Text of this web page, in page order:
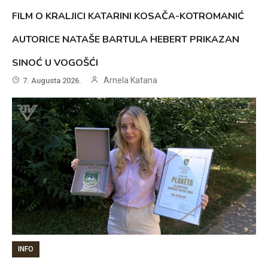
FILM O KRALJICI KATARINI KOSAČA-KOTROMANIĆ
AUTORICE NATAŠE BARTULA HEBERT PRIKAZAN
SINOĆ U VOGOŠĆI
7. Augusta 2026. Arnela Katana
INFO